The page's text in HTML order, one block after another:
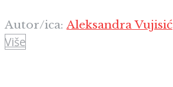
Autor/ica:Aleksandra Vujisić
Više